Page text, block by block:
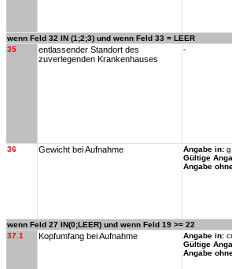
wenn Feld 32 IN (1;2;3) und wenn Feld 33 = LEER
35
entlassender Standort des
zuverlegenden Krankenhauses
-
36 Gewicht bei Aufnahme Angabe in: g
Gültige
Angabe
wenn Feld 27 IN(0;LEER) und wenn Feld 19 >= 22
37.1
Kopfumfang bei Aufnahme Angabe in:
Gültige
Angabe